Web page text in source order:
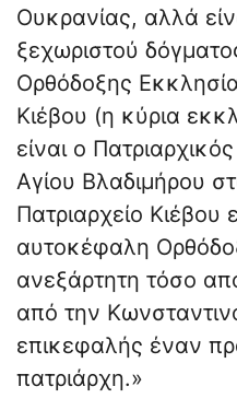
Ουκρανίας, αλλά
ξεχωριστού
Ορθόδοξης
Κιέβου (η κύρια
είναι ο
Αγίου Βλαδιμήρου
Πατριαρχείο Κιέβου
αυτοκέφαλη
ανεξάρτητη τόσο
από την
επικεφαλής έναν
πατριάρχη.»